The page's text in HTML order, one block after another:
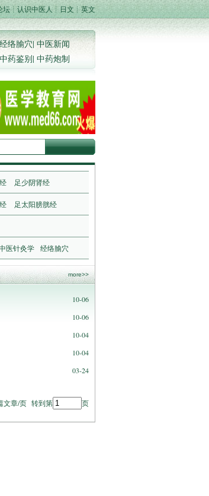
坛┊ 认识中医人┊ 日文 ┊英文
经络腧穴|中医新闻
中药鉴别| 中药炮制
足少阴肾经
足太阳膀胱经
医针灸学 经络腧穴
more>>
10-06
10-06
10-04
10-04
03-24
文章/页 转到第 页